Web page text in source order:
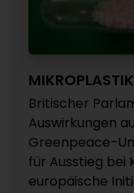
MIKROPLASTIK
Britischer
Auswirkungen
Greenpeace-
für Ausstieg bei
europäische